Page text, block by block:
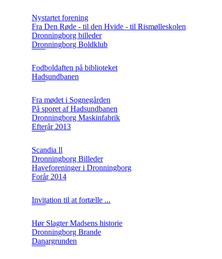
Nystartet forening
Fra Den Røde - til den Hvide - til Rismølleskolen
Dronningborg billeder
Dronningborg Boldklub
Fodboldaften på biblioteket
Hadsundbanen
Fra mødet i Sognegården
På sporet af Hadsundbanen
Dronningborg Maskinfabrik
Efterår 2013
Scandia ll
Dronningborg Billeder
Haveforeninger i Dronningborg
Forår 2014
Invitation til at fortælle ...
Hør Slagter Madsens historie
Dronningborg Brande
Danargrunden